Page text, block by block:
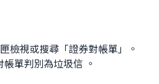
檢視或搜尋「證券對帳單」。
單判別為垃圾信 。